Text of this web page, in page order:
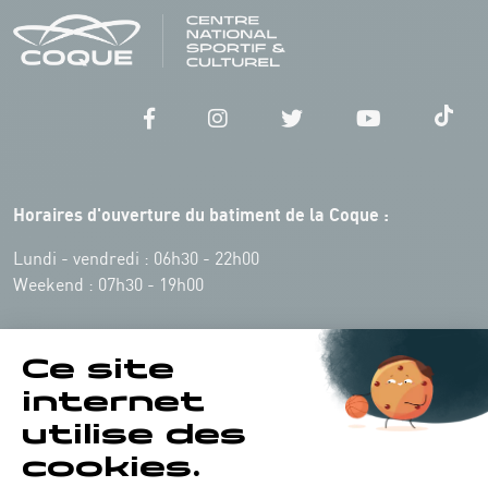
Horaires d'ouverture du batiment de la Coque :
Lundi - vendredi : 06h30 - 22h00
Weekend : 07h30 - 19h00
Pensez à vous informer des horaires d'ouverture de chaque activité.
Accès :
COQUE • 2 rue Léon Hengen, Luxembourg (L-1745)
Transport en commun: Arrêt Tram "Coque"